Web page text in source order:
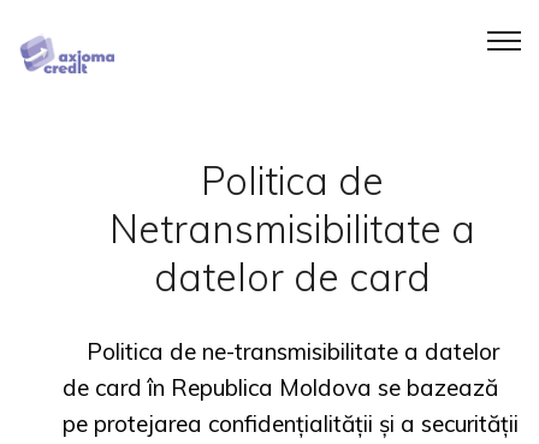
Politica de
Netransmisibilitate a
datelor de card
Politica de ne-transmisibilitate a datelor
de card în Republica Moldova se bazează
pe protejarea confidențialității și a securității